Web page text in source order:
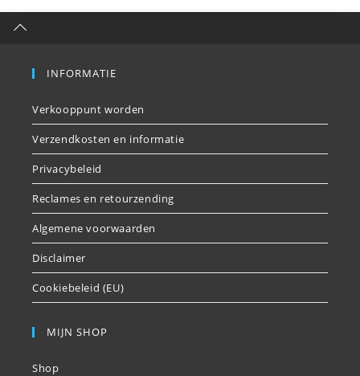
INFORMATIE
Verkooppunt worden
Verzendkosten en informatie
Privacybeleid
Reclames en retourzending
Algemene voorwaarden
Disclaimer
Cookiebeleid (EU)
MIJN SHOP
Shop